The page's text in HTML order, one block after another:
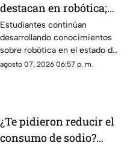
destacan en robótica;
así convierten los
desechos algo útil
(+Video)
Estudiantes continúan
desarrollando conocimientos
sobre robótica en el estado de
Yucatán. Conoce los detalles.
agosto 07, 2026 06:57 p. m.
¿Te pidieron reducir el
consumo de sodio?